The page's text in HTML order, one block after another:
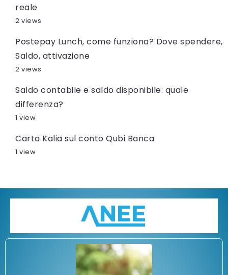
reale
2 views
Postepay Lunch, come funziona? Dove spendere,
Saldo, attivazione
2 views
Saldo contabile e saldo disponibile: quale
differenza?
1 view
Carta Kalia sul conto Qubi Banca
1 view